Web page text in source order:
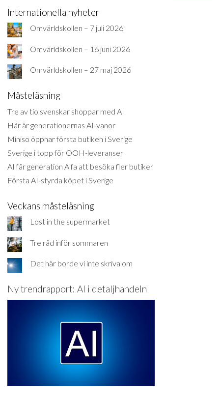
Internationella nyheter
Omvärldskollen – 7 juli 2026
Omvärldskollen – 16 juni 2026
Omvärldskollen – 27 maj 2026
Måsteläsning
Tre av tio svenskar shoppar med AI
Här är generationernas AI-vanor
Miniso öppnar första butiken i Sverige
Sverige i topp för OOH-leveranser
AI får generation Alfa att besöka fler butiker
Första AI-styrda köpet i Sverige
Veckans måsteläsning
Lost in the supermarket
Tre råd inför sommaren
Det här borde vi inte skriva om
Ny trendrapport: AI i detaljhandeln